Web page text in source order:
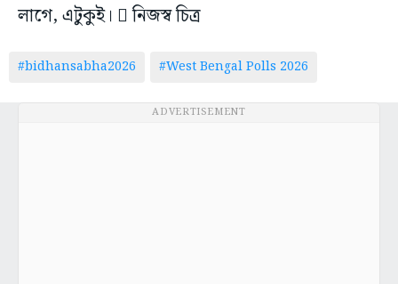
লাগে, এটুকুই।  নিজস্ব চিত্র
#bidhansabha2026 #West Bengal Polls 2026
ADVERTISEMENT